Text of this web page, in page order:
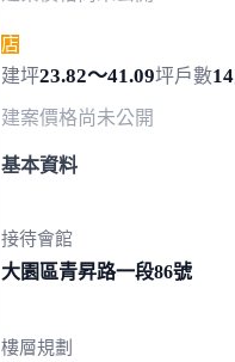
店
建坪23.82～41.09坪戶數14
建案價格尚未公開
基本資料
接待會館
大園區青昇路一段86號
樓層規劃